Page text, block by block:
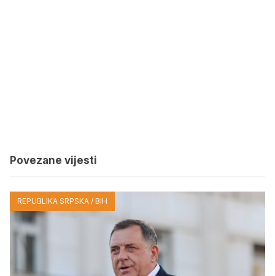
Povezane vijesti
REPUBLIKA SRPSKA / BIH